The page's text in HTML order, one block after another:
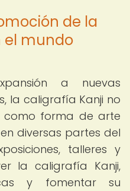
de la
el mundo
a nuevas
la caligrafía Kanji no
como forma de arte
diversas partes del
talleres y
la caligrafía Kanji,
y fomentar su